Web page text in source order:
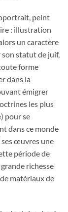
peint
: illustration
un caractère
son statut de juif,
forme
dans la
émigrer
les plus
pour se
dans ce monde
ses œuvres une
période de
richesse
matériaux de